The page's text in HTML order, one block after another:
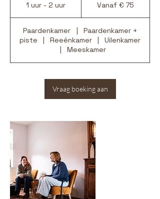
1 uur - 2 uur
-
2
u
u
Vanaf € 75
Paardenkamer |
Paardenkamer +
piste
| Reeënkamer |
Uilenkamer
|
Meeskamer
Vraag boeking aan